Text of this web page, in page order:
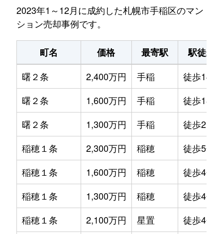
2023年1～12月に成約した札幌市手稲区のマン
ション売却事例です。
町名 価格 最寄駅
駅徒歩
曙２条
2,400万円 手稲
徒歩14分
曙２条
1,600万円 手稲
徒歩18分
曙２条
1,300万円 手稲
徒歩21分
稲穂１条
2,300万円 稲穂
徒歩5分
稲穂１条
1,600万円 稲穂
徒歩4分
稲穂１条
1,300万円 稲穂
徒歩4分
稲穂１条
2,100万円 星置
徒歩4分